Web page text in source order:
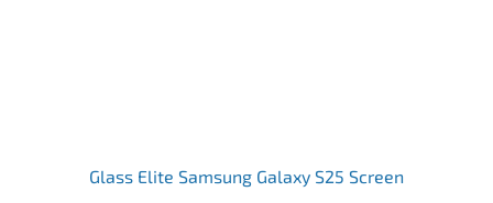
Glass Elite Samsung Galaxy S25 Screen